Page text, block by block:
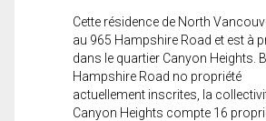
Cette résidence de North
au 965 Hampshire Road et est à
dans le quartier Canyon Heights.
Hampshire Road no propriété
actuellement inscrites, la
Canyon Heights compte 16